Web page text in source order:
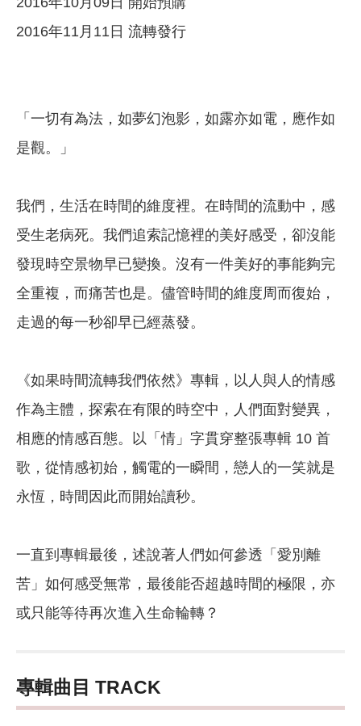
2016年11月11日 流轉發行
「一切有為法，如夢幻泡影，如露亦如電，應作如
是觀。」
我們，生活在時間的維度裡。在時間的流動中，感
受生老病死。我們追索記憶裡的美好感受，卻沒能
發現時空景物早已變換。沒有一件美好的事能夠完
全重複，而痛苦也是。儘管時間的維度周而復始，
走過的每一秒卻早已經蒸發。
《如果時間流轉我們依然》專輯，以人與人的情感
作為主體，探索在有限的時空中，人們面對變異，
相應的情感百態。以「情」字貫穿整張專輯 10 首
歌，從情感初始，觸電的一瞬間，戀人的一笑就是
永恆，時間因此而開始讀秒。
一直到專輯最後，述說著人們如何參透「愛別離
苦」如何感受無常，最後能否超越時間的極限，亦
或只能等待再次進入生命輪轉？
專輯曲目 TRACK